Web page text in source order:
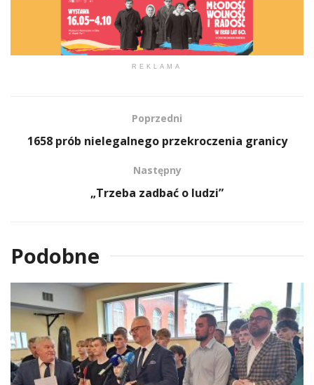
REKLAMA
Poprzedni
1658 prób nielegalnego przekroczenia granicy
Następny
„Trzeba zadbać o ludzi”
Podobne